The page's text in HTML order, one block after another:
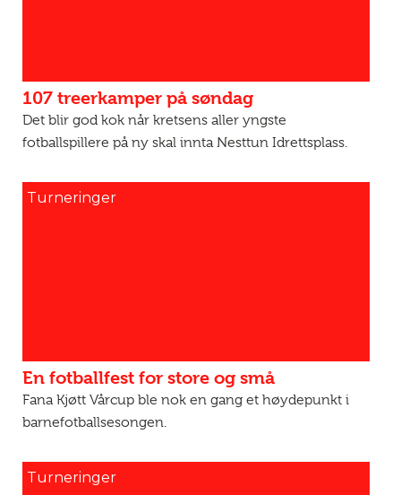
107 treerkamper på søndag
Det blir god kok når kretsens aller yngste
fotballspillere på ny skal innta Nesttun Idrettsplass.
Turneringer
En fotballfest for store og små
Fana Kjøtt Vårcup ble nok en gang et høydepunkt i
barnefotballsesongen.
Turneringer